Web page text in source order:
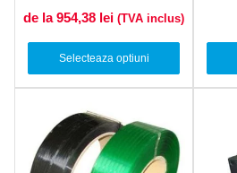
de la 954,38 lei (TVA inclus)
Selecteaza optiuni